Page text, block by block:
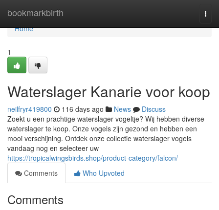
bookmarkbirth
Home
Home
1
Waterslager Kanarie voor koop
neilfryr419800 116 days ago News
Discuss
Zoekt u een prachtige waterslager vogeltje? Wij hebben diverse
waterslager te koop. Onze vogels zijn gezond en hebben een
mooi verschijning. Ontdek onze collectie waterslager vogels
vandaag nog en selecteer uw
https://tropicalwingsbirds.shop/product-category/falcon/
Comments
Who Upvoted
Comments